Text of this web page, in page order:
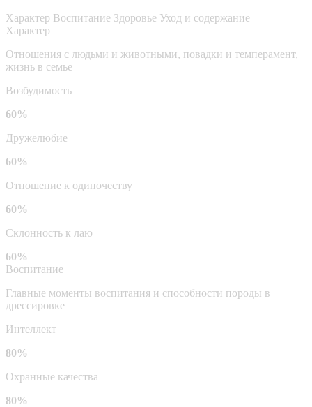
Характер Воспитание Здоровье Уход и содержание
Характер
Отношения с людьми и животными, повадки и темперамент,
жизнь в семье
Возбудимость
60%
Дружелюбие
60%
Отношение к одиночеству
60%
Склонность к лаю
60%
Воспитание
Главные моменты воспитания и способности породы в
дрессировке
Интеллект
80%
Охранные качества
80%